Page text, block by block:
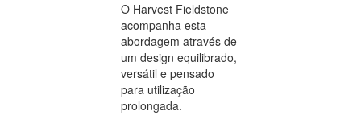
O Harvest Fieldstone
acompanha esta
abordagem através de
um design equilibrado,
versátil e pensado
para utilização
prolongada.